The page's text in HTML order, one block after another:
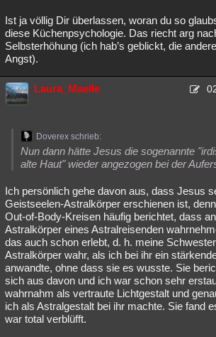
Ist ja völlig Dir überlassen, woran du so
diese Küchenpsychologie. Das riecht arg
Selbsterhöhung (ich hab’s geblickt, die
Angst).
Laura_Maelle
Doverex schrieb:
Nun dann hätte Jesus die sogenannte
alte Haut" wieder angezogen bei der
Ich persönlich gehe davon aus, dass Jesus
Geistseelen-Astralkörper erschienen ist,
Out-of-Body-Kreisen häufig berichtet, dass
Astralkörper eines Astralreisenden
das auch schon erlebt, d. h. meine
Astralkörper wahr, als ich bei ihr ein
anwandte, ohne dass sie es wusste. Sie
sich aus davon und ich war schon sehr
wahrnahm als vertraute Lichtgestalt und
ich als Astralgestalt bei ihr machte. Sie fand
war total verblüfft.